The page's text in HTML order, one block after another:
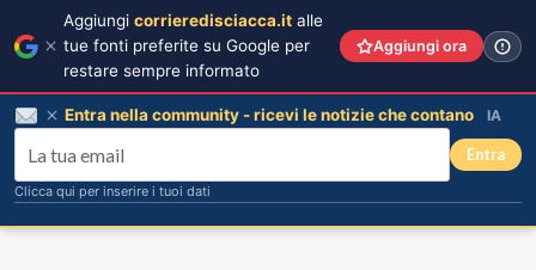
Aggiungi corrieredisciacca.it alle
tue fonti preferite su Google per
restare sempre informato
Aggiungi ora
Entra nella community - ricevi le notizie che contano IA
Entra
Clicca qui per inserire i tuoi dati